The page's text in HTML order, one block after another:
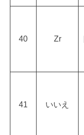
40 Zr
41 いいえ